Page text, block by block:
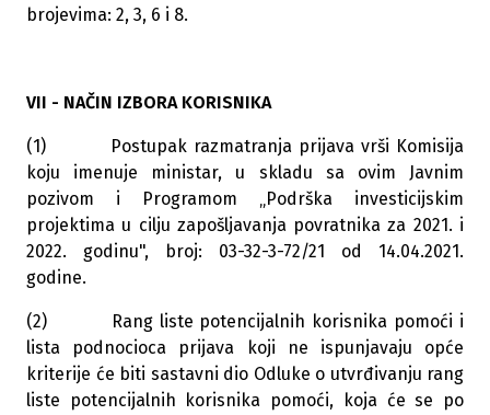
brojevima: 2, 3, 6 i 8.
VII - NAČIN IZBORA KORISNIKA
(1) Postupak razmatranja prijava vrši Komisija
koju imenuje ministar, u skladu sa ovim Javnim
pozivom i Programom „Podrška investicijskim
projektima u cilju zapošljavanja povratnika za 2021. i
2022. godinu", broj: 03-32-3-72/21 od 14.04.2021.
godine.
(2) Rang liste potencijalnih korisnika pomoći i
lista podnocioca prijava koji ne ispunjavaju opće
kriterije će biti sastavni dio Odluke o utvrđivanju rang
liste potencijalnih korisnika pomoći, koja će se po